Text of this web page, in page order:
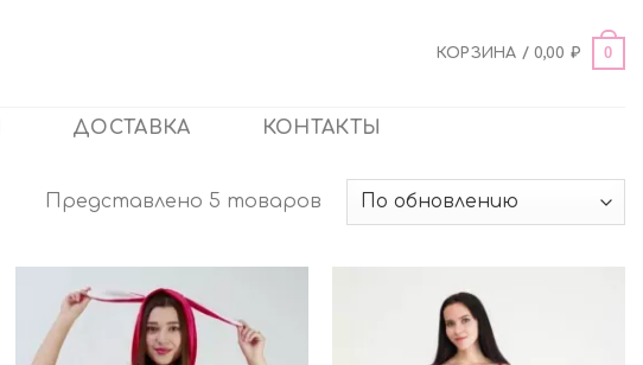
КОРЗИНА /0,00 ₽ 0
ДОСТАВКА КОНТАКТЫ
Представлено 5 товаров